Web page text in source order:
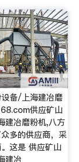
备/上海建冶磨
供应矿山
建冶磨粉机,八方
多的供应商，采
这是 供应矿山